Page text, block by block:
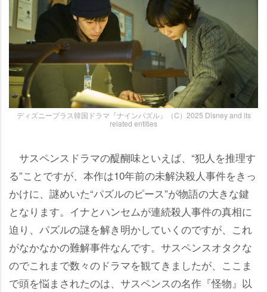
ディズニープラス韓国ドラマ『ナインパズル』（C）2025 Disney and its
related entities
サスペンスドラマの醍醐味といえば、“犯人を推理す
る”ことですが、本作は10年前の未解決殺人事件をきっ
かけに、謎めいた“パズルのピース”が物語の大きな鍵
となります。イナとハンセムが連続殺人事件の真相に
迫り、パズルの謎を解き明かしていくのですが、これ
がなかなかの難解事件なんです。サスペンスオタクな
のでこれまで数々のドラマを観てきましたが、ここま
で頭を悩まされたのは、サスペンスの名作『怪物』以